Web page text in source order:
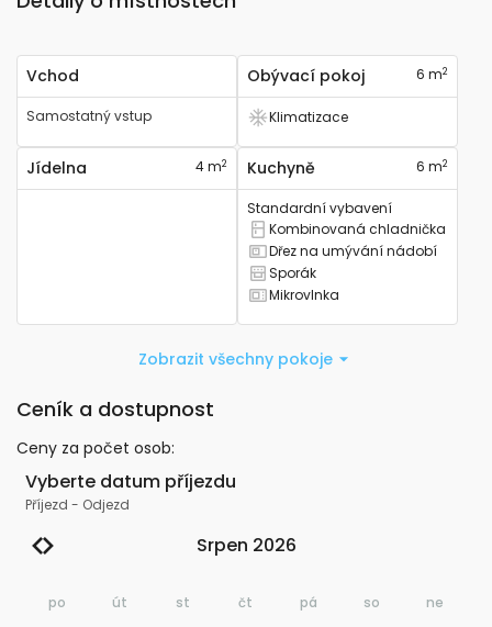
Vchod
Samostatný vstup
Obývací pokoj 6 m2
Má klimatizaci
Klimatizace
Jídelna 4 m2 Kuchyně 6 m2
Standardní vybavení
Má kombinovanou lednici
Kombinovaná chladnička
Má kuchyňský dřez
Dřez na umývání nádobí
Má sporák
Sporák
Má mikrovlnku
Mikrovlnka
Zobrazit všechny pokoje
Ceník a dostupnost
Ceny za počet osob:
Vyberte datum příjezdu
Příjezd - Odjezd
Srpen 2026
po út st čt pá so ne